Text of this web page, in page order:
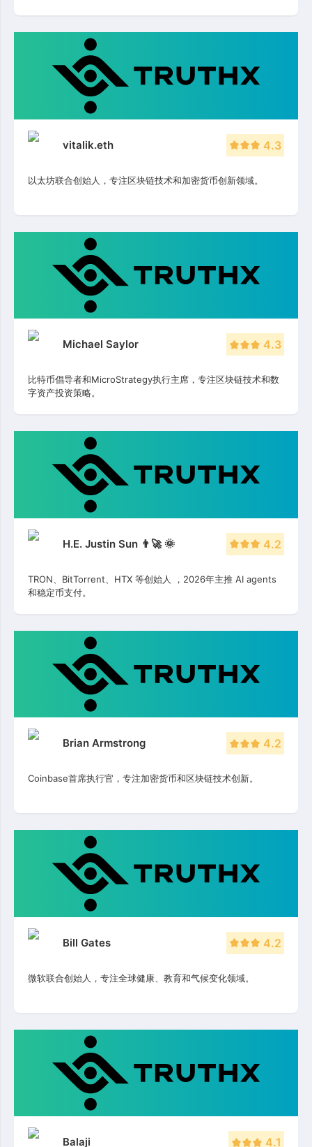
vitalik.eth 4.3
以太坊联合创始人，专注区块链技术和加密货币创新领域。
Michael Saylor 4.3
比特币倡导者和MicroStrategy执行主席，专注区块链技术和数
字资产投资策略。
H.E. Justin Sun 👨‍🚀 🌞 4.2
TRON、BitTorrent、HTX 等创始人 ，2026年主推 AI agents
和稳定币支付。
Brian Armstrong 4.2
Coinbase首席执行官，专注加密货币和区块链技术创新。
Bill Gates 4.2
微软联合创始人，专注全球健康、教育和气候变化领域。
Balaji 4.1